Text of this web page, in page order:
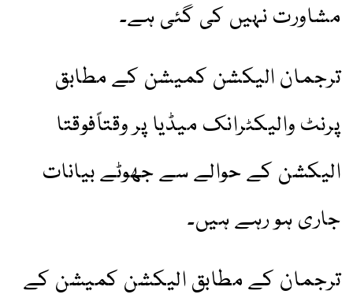
مشاورت نہیں کی گئی ہے۔
ترجمان الیکشن کمیشن کے مطابق
پرنٹ والیکٹرانک میڈیا پر وقتاًفوقتا
الیکشن کے حوالے سے جھوٹے بیانات
جاری ہو رہے ہیں۔
ترجمان کے مطابق الیکشن کمیشن کے